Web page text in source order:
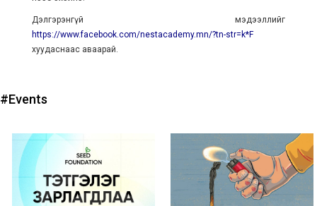
Дэлгэрэнгүй мэдээллийг
https://www.facebook.com/nestacademy.mn/?tn-str=k*F
хуудаснаас аваарай.
#Events